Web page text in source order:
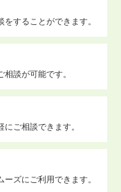
することができます。
談が可能です。
ご相談できます。
ズにご利用できます。